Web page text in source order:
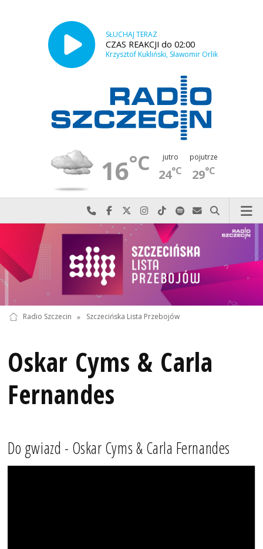
SŁUCHAJ TERAZ
CZAS REAKCJI do 02:00
Krzysztof Kukliński, Sławomir Orlik
16°C jutro
24°C
pojutrze
29°C
Najlepiej po prostu do nas zadzwoń
Odwiedź nas na Facebook-u
Odwiedź nas na X
Odwiedź nas na Instagram-ie
Odwiedź nas na TikTok-u
Szukaj nas na Spotify
Wyślij do nas
Szukaj
Radio Szczecin » Szczecińska Lista Przebojów
Oskar Cyms & Carla
Fernandes
Do gwiazd - Oskar Cyms & Carla Fernandes